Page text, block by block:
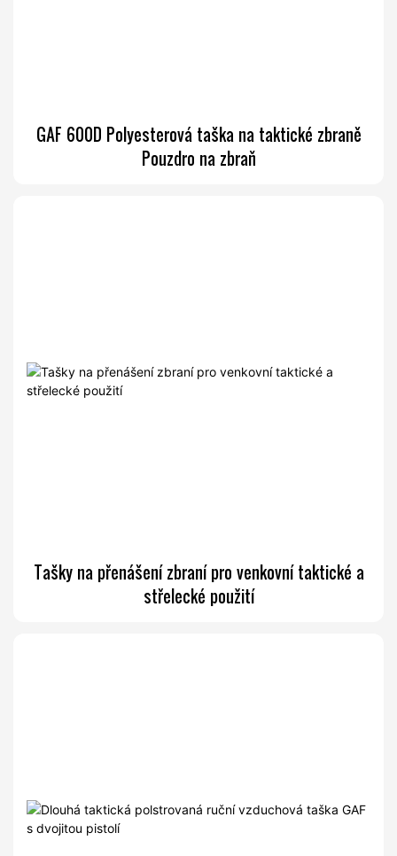
GAF 600D Polyesterová taška na taktické zbraně
Pouzdro na zbraň
Tašky na přenášení zbraní pro venkovní taktické a
střelecké použití